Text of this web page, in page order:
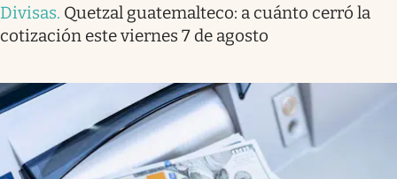
Divisas. Quetzal guatemalteco: a cuánto cerró la
cotización este viernes 7 de agosto